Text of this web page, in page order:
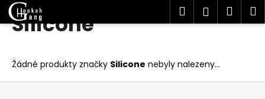
Přejít
Hledat
Silicone
Žádné produkty značky Silicone nebyly nalezeny...
K
o Zpět
Zpět
C
o
Z